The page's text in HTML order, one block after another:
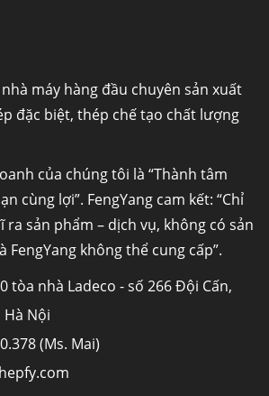
máy hàng đầu chuyên sản xuất
đặc biệt, thép chế tạo chất lượng
của chúng tôi là “Thành tâm
cùng lợi”. FengYang cam kết: “Chỉ
ra sản phẩm – dịch vụ, không có sản
FengYang không thể cung cấp”.
tòa nhà Ladeco - số 266 Đội Cấn,
Hà Nội
(Ms. Mai)
là một trong những nhà
Mua Inconel 625 tại Việt Nam
kim N06625 là hợp kim chịu
inox ở đâu chất lượng giá tốt? Gọi ngay
Fengyang
(thép không gỉ) là một trong...
KIM ĐỒNG C70600 (CUNI 90/10) –